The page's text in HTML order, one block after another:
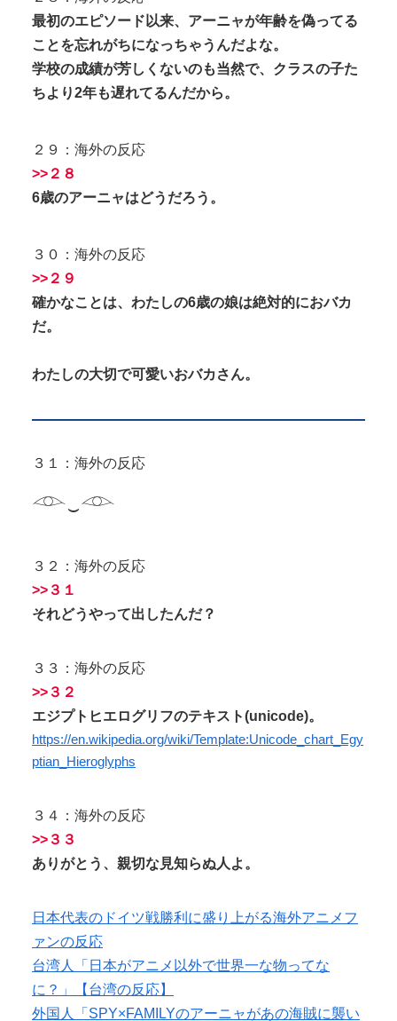
最初のエピソード以来、アーニャが年齢を偽ってる
ことを忘れがちになっちゃうんだよな。
学校の成績が芳しくないのも当然で、クラスの子た
ちより2年も遅れてるんだから。
２９：海外の反応
>>２８
6歳のアーニャはどうだろう。
３０：海外の反応
>>２９
確かなことは、わたしの6歳の娘は絶対的におバカ
だ。
わたしの大切で可愛いおバカさん。
３１：海外の反応
𓁹‿𓁹
３２：海外の反応
>>３１
それどうやって出したんだ？
３３：海外の反応
>>３２
エジプトヒエログリフのテキスト(unicode)。
https://en.wikipedia.org/wiki/Template:Unicode_chart_Egy
ptian_Hieroglyphs
３４：海外の反応
>>３３
ありがとう、親切な見知らぬ人よ。
日本代表のドイツ戦勝利に盛り上がる海外アニメフ
ァンの反応
台湾人「日本がアニメ以外で世界一な物ってな
に？」【台湾の反応】
外国人「SPY×FAMILYのアーニャがあの海賊に襲い